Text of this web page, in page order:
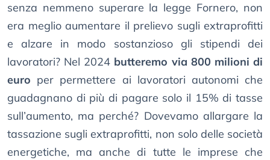
senza nemmeno superare la legge Fornero, non
era meglio aumentare il prelievo sugli extraprofitti
e alzare in modo sostanzioso gli stipendi dei
lavoratori? Nel 2024 butteremo via 800 milioni di
euro per permettere ai lavoratori autonomi che
guadagnano di più di pagare solo il 15% di tasse
sull’aumento, ma perché? Dovevamo allargare la
tassazione sugli extraprofitti, non solo delle società
energetiche, ma anche di tutte le imprese che